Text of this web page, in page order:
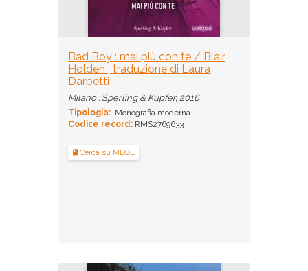
Bad Boy : mai più con te / Blair
Holden ; traduzione di Laura
Darpetti
Milano : Sperling & Kupfer, 2016
Tipologia: Monografia moderna
Codice record: RMS2769633
Cerca su MLOL